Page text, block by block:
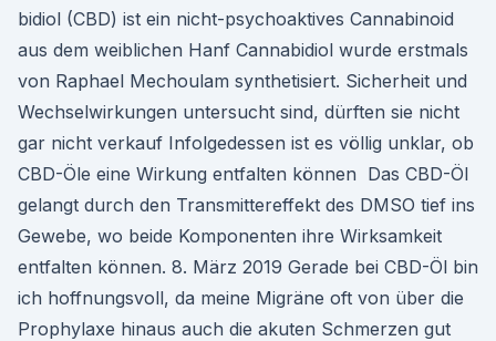
bidiol (CBD) ist ein nicht-psychoaktives Cannabinoid
aus dem weiblichen Hanf Cannabidiol wurde erstmals
von Raphael Mechoulam synthetisiert. Sicherheit und
Wechselwirkungen untersucht sind, dürften sie nicht
gar nicht verkauf Infolgedessen ist es völlig unklar, ob
CBD-Öle eine Wirkung entfalten können Das CBD-Öl
gelangt durch den Transmittereffekt des DMSO tief ins
Gewebe, wo beide Komponenten ihre Wirksamkeit
entfalten können. 8. März 2019 Gerade bei CBD-Öl bin
ich hoffnungsvoll, da meine Migräne oft von über die
Prophylaxe hinaus auch die akuten Schmerzen gut